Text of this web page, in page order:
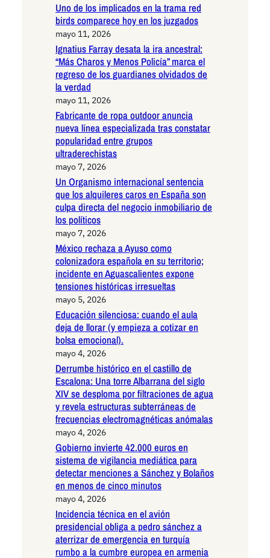
Uno de los implicados en la trama red
birds comparece hoy en los juzgados
mayo 11, 2026
Ignatius Farray desata la ira ancestral:
“Más Charos y Menos Policía” marca el
regreso de los guardianes olvidados de
la verdad
mayo 11, 2026
Fabricante de ropa outdoor anuncia
nueva línea especializada tras constatar
popularidad entre grupos
ultraderechistas
mayo 7, 2026
Un Organismo internacional sentencia
que los alquileres caros en España son
culpa directa del negocio inmobiliario de
los políticos
mayo 7, 2026
México rechaza a Ayuso como
colonizadora española en su territorio;
incidente en Aguascalientes expone
tensiones históricas irresueltas
mayo 5, 2026
Educación silenciosa: cuando el aula
deja de llorar (y empieza a cotizar en
bolsa emocional).
mayo 4, 2026
Derrumbe histórico en el castillo de
Escalona: Una torre Albarrana del siglo
XIV se desploma por filtraciones de agua
y revela estructuras subterráneas de
frecuencias electromagnéticas anómalas
mayo 4, 2026
Gobierno invierte 42.000 euros en
sistema de vigilancia mediática para
detectar menciones a Sánchez y Bolaños
en menos de cinco minutos
mayo 4, 2026
Incidencia técnica en el avión
presidencial obliga a pedro sánchez a
aterrizar de emergencia en turquía
rumbo a la cumbre europea en armenia